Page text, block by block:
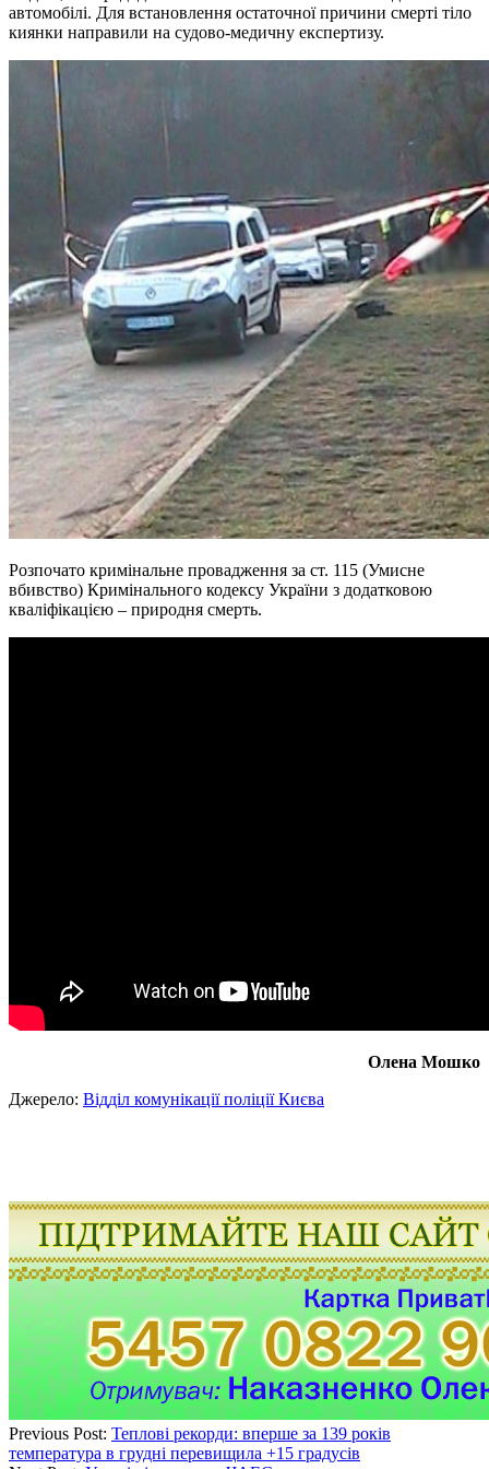
автомобілі. Для встановлення остаточної причини смерті тіло
киянки направили на судово-медичну експертизу.
Розпочато кримінальне провадження за ст. 115 (Умисне
вбивство) Кримінального кодексу України з додатковою
кваліфікацією – природня смерть.
Олена Мошко
Джерело: Відділ комунікації поліції Києва
Previous Post: Теплові рекорди: вперше за 139 років
температура в грудні перевищила +15 градусів